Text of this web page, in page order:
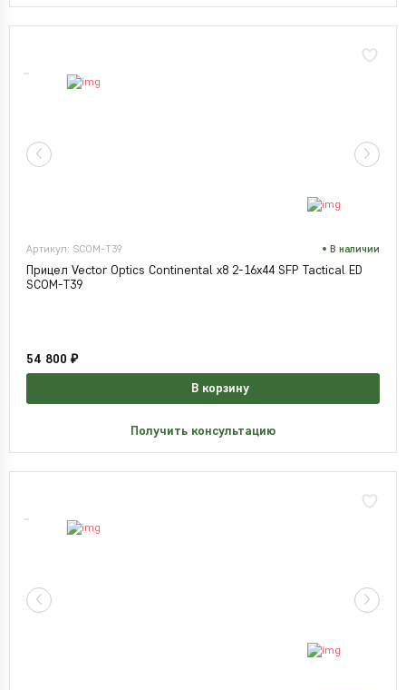
Артикул: SCOM-T39 В наличии
Прицел Vector Optics Continental x8 2-16x44 SFP Tactical ED
SCOM-T39
54 800 ₽
В корзину
Получить консультацию